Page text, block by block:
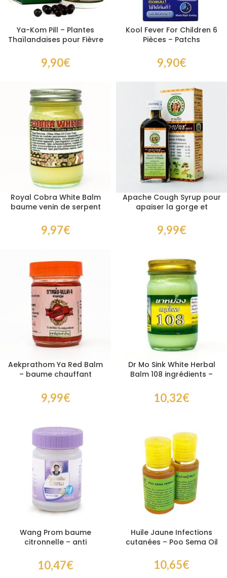
Ya-Kom Pill – Plantes
Thaïlandaises pour Fièvre
gélules
9,90€
Kool Fever For Children 6
Pièces – Patchs
Enfants contre la Fièvre
9,90€
Royal Cobra White Balm
baume venin de serpent
gr
9,97€
Apache Cough Syrup pour
apaiser la gorge et
respiratoire
9,99€
Aekprathom Ya Red Balm
– baume chauffant
gr
9,99€
Dr Mo Sink White Herbal
Balm 108 ingrédients –
respiration 50 gr
10,32€
Wang Prom baume
citronnelle – anti
démangeaisons et
douleurs
10,47€
Huile Jaune Infections
cutanées – Poo Sema Oil
10,65€